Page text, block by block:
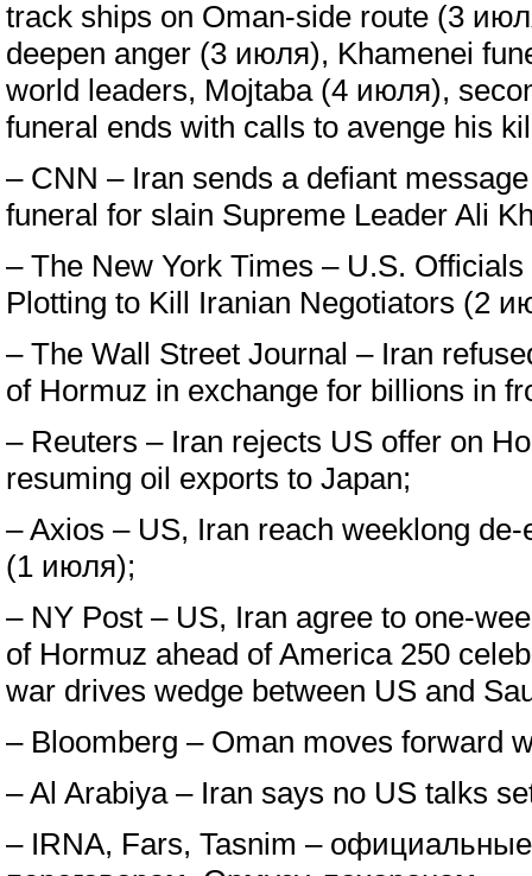
track ships on Oman-side route (3
deepen anger (3 июля), Khamenei
world leaders, Mojtaba (4 июля),
funeral ends with calls to avenge his
– CNN – Iran sends a defiant
funeral for slain Supreme Leader Ali
– The New York Times – U.S.
Plotting to Kill Iranian Negotiators (2
– The Wall Street Journal – Iran
of Hormuz in exchange for billions in
– Reuters – Iran rejects US offer on
resuming oil exports to Japan;
– Axios – US, Iran reach weeklong
(1 июля);
– NY Post – US, Iran agree to one-
of Hormuz ahead of America 250
war drives wedge between US and
– Bloomberg – Oman moves forward
– Al Arabiya – Iran says no US talks
– IRNA, Fars, Tasnim –